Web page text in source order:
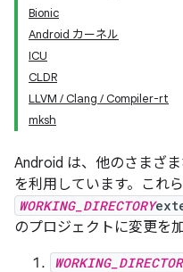
Bionic
Android カーネル
ICU
CLDR
LLVM / Clang / Compiler-rt
mksh
Android は、他のさまざ
を利用しています。これ
WORKING_DIRECTORY
のプロジェクトに変更を